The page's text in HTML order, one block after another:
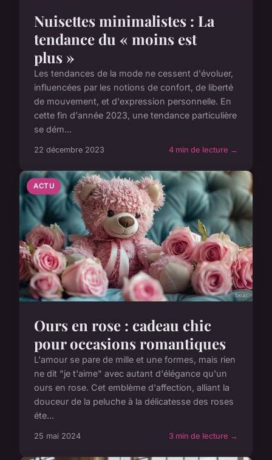
Nuisettes minimalistes : La
tendance du « moins est
plus »
Les tendances de la mode ne cessent d'évoluer,
influencées par les notions de confort, de liberté
de mouvement, et d'expression personnelle. En
cette fin d'année 2023, une tendance particulière
se dém...
22 décembre 2023 4 min de lecture →
ACTU
Ours en rose : cadeau chic
pour occasions romantiques
L'amour se pare de mille et une formes, mais rien
ne dit "je t'aime" avec autant d'élégance qu'un
ours en rose. Cet emblème d'affection, alliant la
douceur de la peluche à la délicatesse des roses
éte...
25 mai 2024 3 min de lecture →